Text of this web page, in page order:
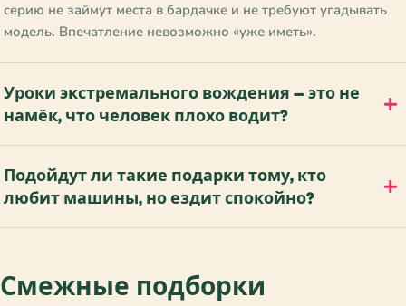
серию не займут места в бардачке и не требуют угадывать
модель. Впечатление невозможно «уже иметь».
Уроки экстремального вождения — это не
намёк, что человек плохо водит?
Подойдут ли такие подарки тому, кто
любит машины, но ездит спокойно?
Смежные подборки